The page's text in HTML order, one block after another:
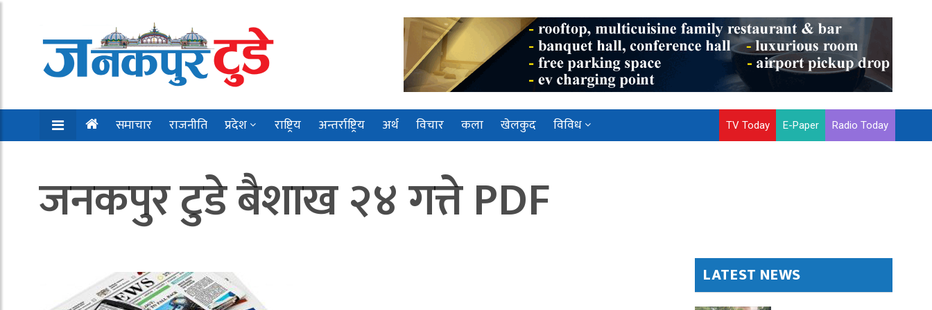
समाचार राजनीति प्रदेश राष्ट्रिय अन्तर्राष्ट्रिय अर्थ विचार कला खेलकुद विविध TV Today E-Paper Radio Today
जनकपुर टुडे बैशाख २४ गत्ते PDF
LATEST NEWS